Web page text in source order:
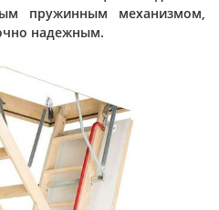
пружинным механизмом,
надежным.